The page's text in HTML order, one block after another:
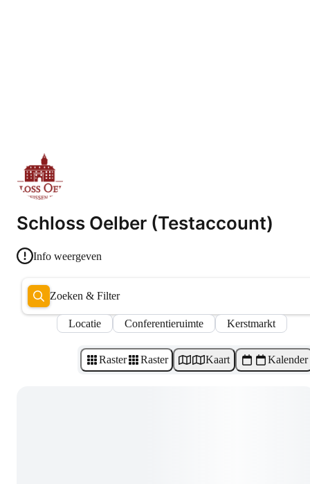
Schloss Oelber (Testaccount)
Info weergeven
Zoeken & Filter
Locatie Conferentieruimte Kerstmarkt
Raster Raster Kaart Kalender